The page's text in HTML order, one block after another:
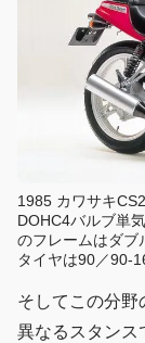
1985 カワサキ
DOHC4バルブ単
のフレームはダブ
タイヤは90／90-
そしてこの分野
異なるスタンス